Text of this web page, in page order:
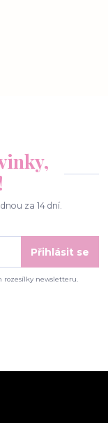
za 14 dní.
Přihlásit se
rozesílky newsletteru.